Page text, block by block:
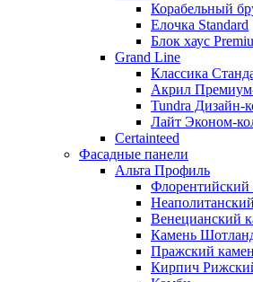
Корабельный
Елочка Standard
Блок хаус
Grand Line
Классика
Акрил
Tundra Дизайн-
Лайт Эконом-
Certainteed
Фасадные панели
Альта Профиль
Флорентийский
Венецианский
Камень
Пражский
Кирпич